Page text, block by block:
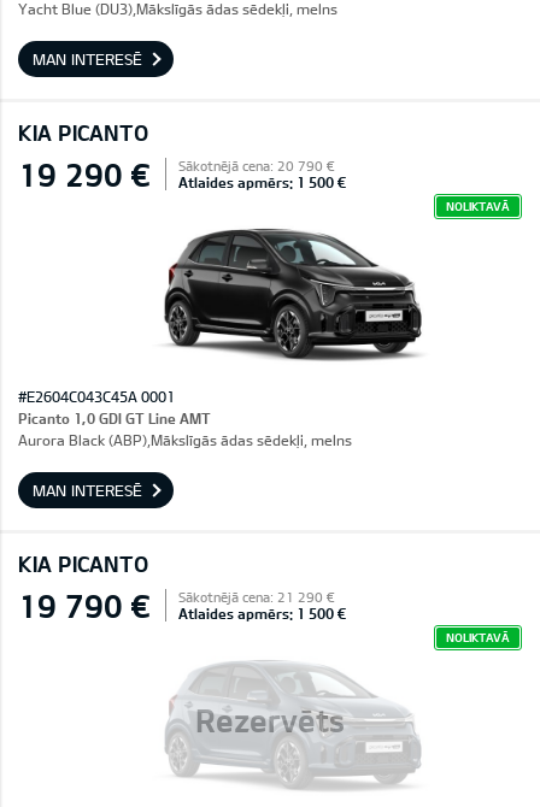
Yacht Blue (DU3),Mākslīgās ādas sēdekļi, melns
MAN INTERESĒ
KIA PICANTO
19 290 € Sākotnējā cena: 20 790 €
Atlaides apmērs: 1 500 €
NOLIKTAVĀ
#E2604C043C45A 0001
Picanto 1,0 GDI GT Line AMT
Aurora Black (ABP),Mākslīgās ādas sēdekļi, melns
MAN INTERESĒ
KIA PICANTO
Rezervēts
19 790 € Sākotnējā cena: 21 290 €
Atlaides apmērs: 1 500 €
NOLIKTAVĀ